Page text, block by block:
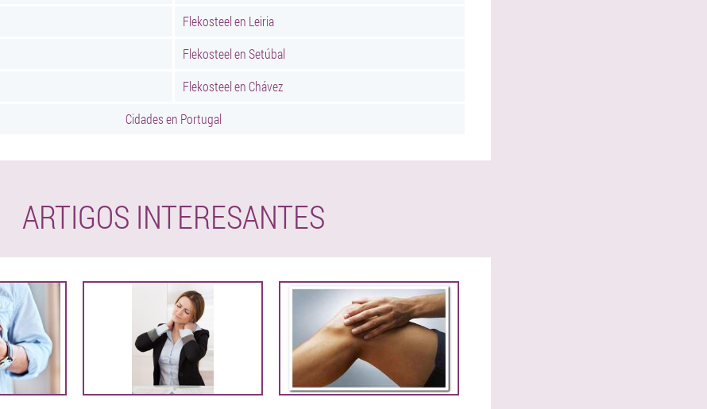
Flekosteel en Leiria
Flekosteel en Setúbal
Flekosteel en Chávez
Cidades en Portugal
ARTIGOS INTERESANTES